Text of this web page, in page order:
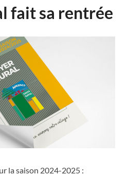
fait sa rentrée
la saison 2024-2025 :